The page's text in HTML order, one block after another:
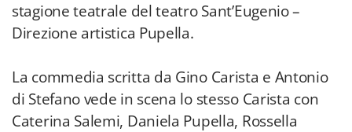
stagione teatrale del teatro Sant’Eugenio –
Direzione artistica Pupella.
La commedia scritta da Gino Carista e Antonio
di Stefano vede in scena lo stesso Carista con
Caterina Salemi, Daniela Pupella, Rossella